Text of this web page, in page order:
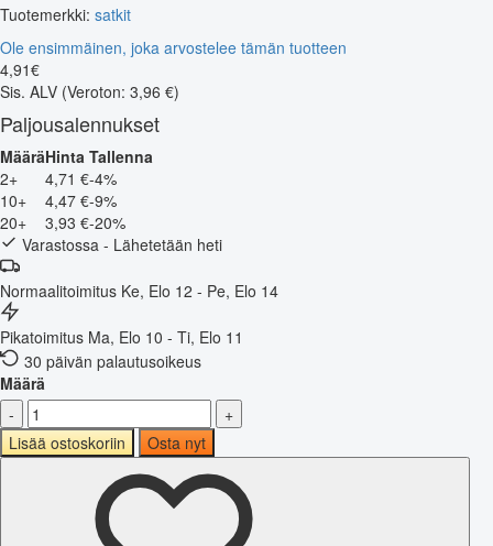
Tuotemerkki: satkit
Ole ensimmäinen, joka arvostelee tämän tuotteen
4,91€
Sis. ALV (Veroton: 3,96 €)
Paljousalennukset
MääräHinta Tallenna
2+
4,71 €-4%
10+
4,47 €-9%
20+
3,93 €-20%
Varastossa - Lähetetään heti
Normaalitoimitus Ke, Elo 12 - Pe, Elo 14
Pikatoimitus Ma, Elo 10 - Ti, Elo 11
30 päivän palautusoikeus
Määrä
-
+
Lisää ostoskoriin
Osta nyt